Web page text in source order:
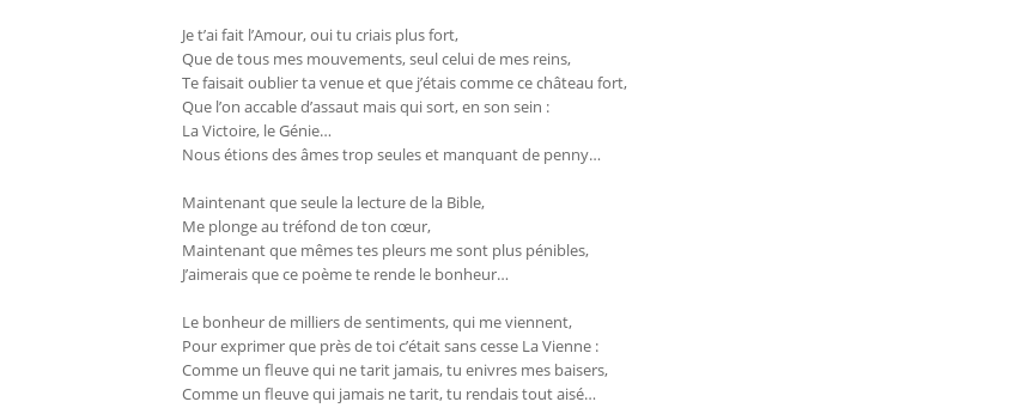
Je t’ai fait l’Amour, oui tu criais plus fort,
Que de tous mes mouvements, seul celui de mes reins,
Te faisait oublier ta venue et que j’étais comme ce château fort,
Que l’on accable d’assaut mais qui sort, en son sein :
La Victoire, le Génie…
Nous étions des âmes trop seules et manquant de penny…
Maintenant que seule la lecture de la Bible,
Me plonge au tréfond de ton cœur,
Maintenant que mêmes tes pleurs me sont plus pénibles,
J’aimerais que ce poème te rende le bonheur…
Le bonheur de milliers de sentiments, qui me viennent,
Pour exprimer que près de toi c’était sans cesse La Vienne :
Comme un fleuve qui ne tarit jamais, tu enivres mes baisers,
Comme un fleuve qui jamais ne tarit, tu rendais tout aisé…